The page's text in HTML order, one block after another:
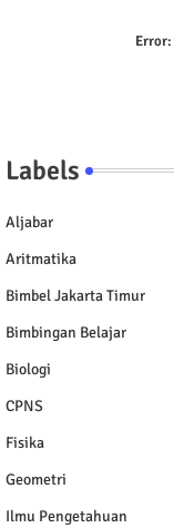
Error:
Labels
Aljabar
Aritmatika
Bimbel Jakarta Timur
Bimbingan Belajar
Biologi
CPNS
Fisika
Geometri
Ilmu Pengetahuan